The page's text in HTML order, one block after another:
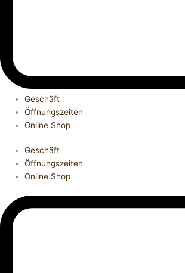
Geschäft
Öffnungszeiten
Online Shop
Geschäft
Öffnungszeiten
Online Shop